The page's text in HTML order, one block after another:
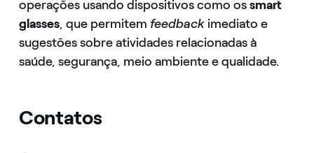
operações usando dispositivos como ossmart
glasses, que permitem feedbackimediato e
sugestões sobre atividades relacionadas à
saúde, segurança, meio ambiente e qualidade.
Contatos